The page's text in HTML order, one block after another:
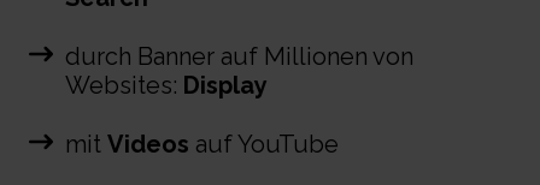
durch Banner auf Millionen von
Websites: Display
mit Videos auf YouTube